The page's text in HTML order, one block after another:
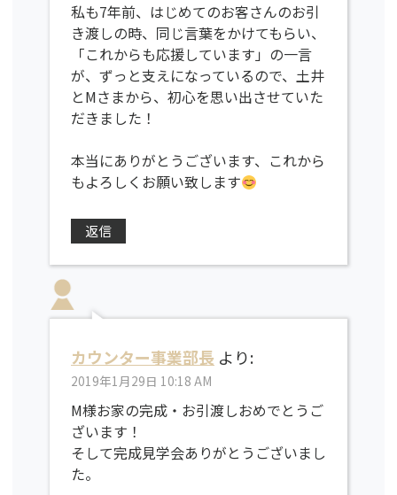
私も7年前、はじめてのお客さんのお引
き渡しの時、同じ言葉をかけてもらい、
「これからも応援しています」の一言
が、ずっと支えになっているので、土井
とMさまから、初心を思い出させていた
だきました！
本当にありがとうございます、これから
もよろしくお願い致します
返信
カウンター事業部長 より:
2019年1月29日 10:18 AM
M様お家の完成・お引渡しおめでとうご
ざいます！
そして完成見学会ありがとうございまし
た。